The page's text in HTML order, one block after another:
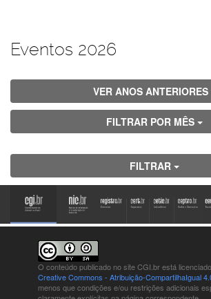
Eventos 2026
VER ANOS ANTERIORES
FILTRAR POR MÊS
FILTRAR
O conteúdo publicado no site CGI.br está
Creative Commons - Atribuição-CompartilhaIgual
menos que condições e/ou restrições adicionais